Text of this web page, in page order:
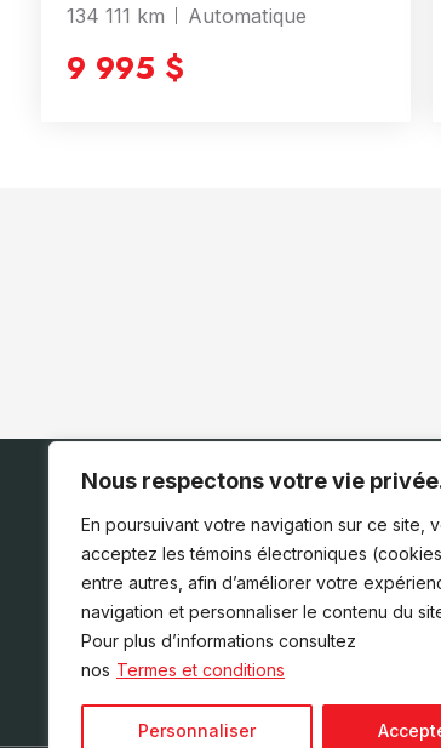
Nous respectons votre vie
En poursuivant votre navigation sur ce site,
acceptez les témoins électroniques
entre autres, afin d’améliorer votre
navigation et personnaliser le contenu du
Pour plus d’informations consultez
nos Termes et conditions
Personnaliser
134 111 km Automatique
9 995 $
ACCUEIL